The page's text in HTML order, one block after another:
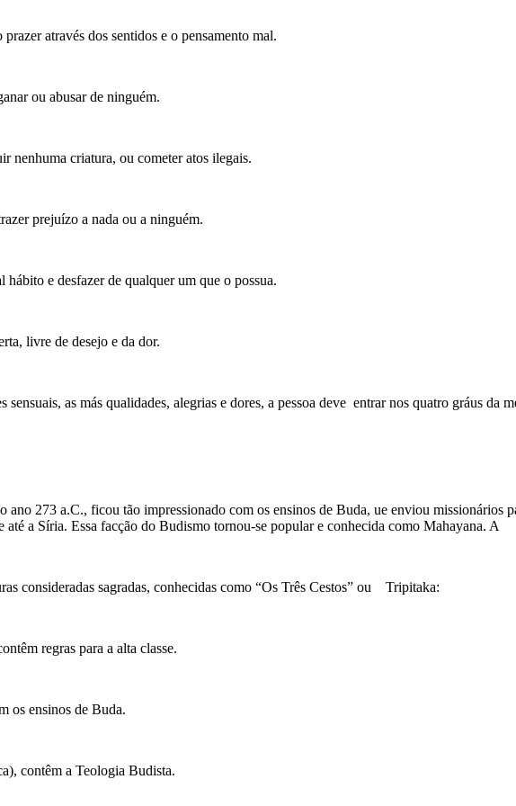
através dos sentidos e o pensamento mal.
ou abusar de ninguém.
nenhuma criatura, ou cometer atos ilegais.
prejuízo a nada ou a ninguém.
hábito e desfazer de qualquer um que o possua.
livre de desejo e da dor.
sensuais, as más qualidades, alegrias e dores, a pessoa deve entrar nos quatro gráus da
ano 273 a.C., ficou tão impressionado com os ensinos de Buda, ue enviou missionários
até a Síria. Essa facção do Budismo tornou-se popular e conhecida como Mahayana.
consideradas sagradas, conhecidas como “Os Três Cestos” ou Tripitaka:
regras para a alta classe.
os ensinos de Buda.
contêm a Teologia Budista.